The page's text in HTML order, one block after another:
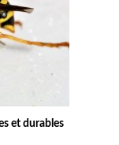
et durables